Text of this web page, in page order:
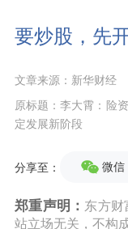
要炒股，先
文章来源：新华财经
原标题：李大霄：险
定发展新阶段
分享至： 微信
郑重声明： 东方财
站立场无关，不构